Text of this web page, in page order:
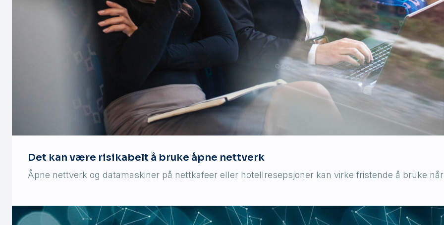
Det kan være risikabelt å bruke åpne nettverk
Åpne nettverk og datamaskiner på nettkafeer eller hotellresepsjoner kan virke fristende å bruke